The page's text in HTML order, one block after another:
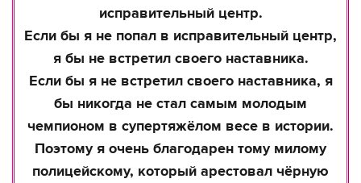
исправительный центр.
Если бы я не попал в исправительный центр,
я бы не встретил своего наставника.
Если бы я не встретил своего наставника, я
бы никогда не стал самым молодым
чемпионом в супертяжёлом весе в истории.
Поэтому я очень благодарен тому милому
полицейскому, который арестовал чёрную